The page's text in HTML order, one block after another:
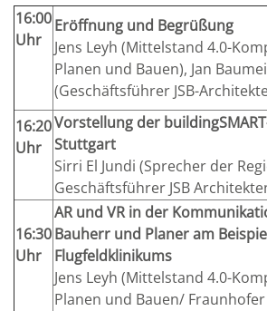
16:00
Uhr
Eröffnung und Begrüßung
Jens Leyh (Mittelstand 4.0-
Planen und Bauen), Jan
(Geschäftsführer JSB-
16:20
Uhr
Vorstellung der
Stuttgart
Sirri El Jundi (Sprecher der
Geschäftsführer JSB
16:30
Uhr
AR und VR in der
Bauherr und Planer am
Flugfeldklinikums
Jens Leyh (Mittelstand 4.0-
Planen und Bauen/ Fraunhofer